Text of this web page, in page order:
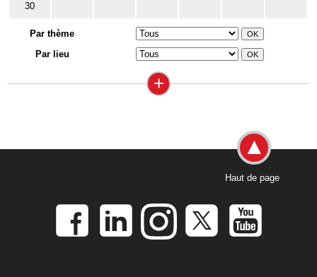
30
Par thème
Par lieu
+
Haut de page